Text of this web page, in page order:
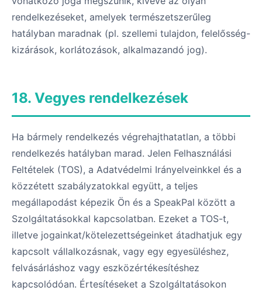
rendelkezéseket, amelyek természetszerűleg
hatályban maradnak (pl. szellemi tulajdon, felelősség-
kizárások, korlátozások, alkalmazandó jog).
18. Vegyes rendelkezések
Ha bármely rendelkezés végrehajthatatlan, a többi
rendelkezés hatályban marad. Jelen Felhasználási
Feltételek (TOS), a Adatvédelmi Irányelveinkkel és a
közzétett szabályzatokkal együtt, a teljes
megállapodást képezik Ön és a SpeakPal között a
Szolgáltatásokkal kapcsolatban. Ezeket a TOS-t,
illetve jogainkat/kötelezettségeinket átadhatjuk egy
kapcsolt vállalkozásnak, vagy egy egyesüléshez,
felvásárláshoz vagy eszközértékesítéshez
kapcsolódóan. Értesítéseket a Szolgáltatásokon